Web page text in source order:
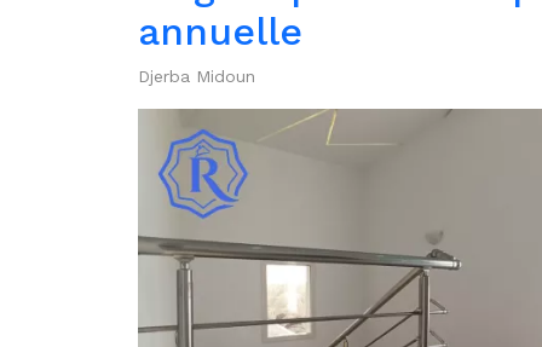
annuelle
Djerba Midoun